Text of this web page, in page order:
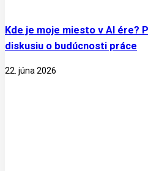
Kde je moje miesto v AI ére?
diskusiu o budúcnosti práce
22. júna 2026